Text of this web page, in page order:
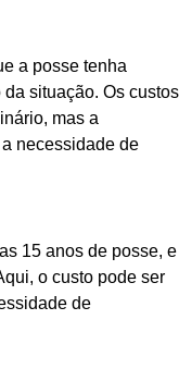
a posse tenha
situação. Os custos
mas a
necessidade de
15 anos de posse, e
o custo pode ser
de